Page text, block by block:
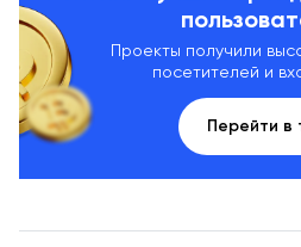
Проекты получили
посетителей и
Перейти в